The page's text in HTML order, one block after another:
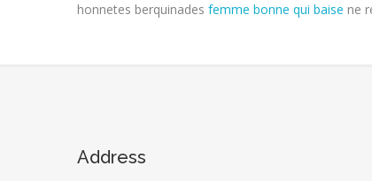
honnetes berquinades femme bonne qui baise ne
Address